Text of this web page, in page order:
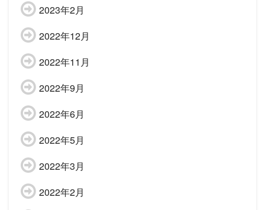
2023年2月
2022年12月
2022年11月
2022年9月
2022年6月
2022年5月
2022年3月
2022年2月